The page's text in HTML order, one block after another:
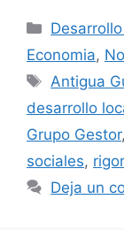
Categorías
Economia,
Etiquetas
Antigua
desarrollo
Grupo Gestor,
sociales,
Deja un